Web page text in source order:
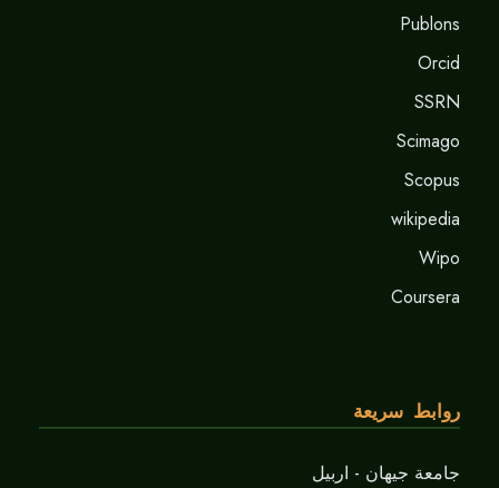
Publons
Orcid
SSRN
Scimago
Scopus
wikipedia
Wipo
Coursera
روابط سريعة
جامعة جيهان - اربيل